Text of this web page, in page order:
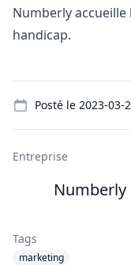
Numberly
handicap.
Posté le 2023-03-
Entreprise
Numberly
Tags
marketing